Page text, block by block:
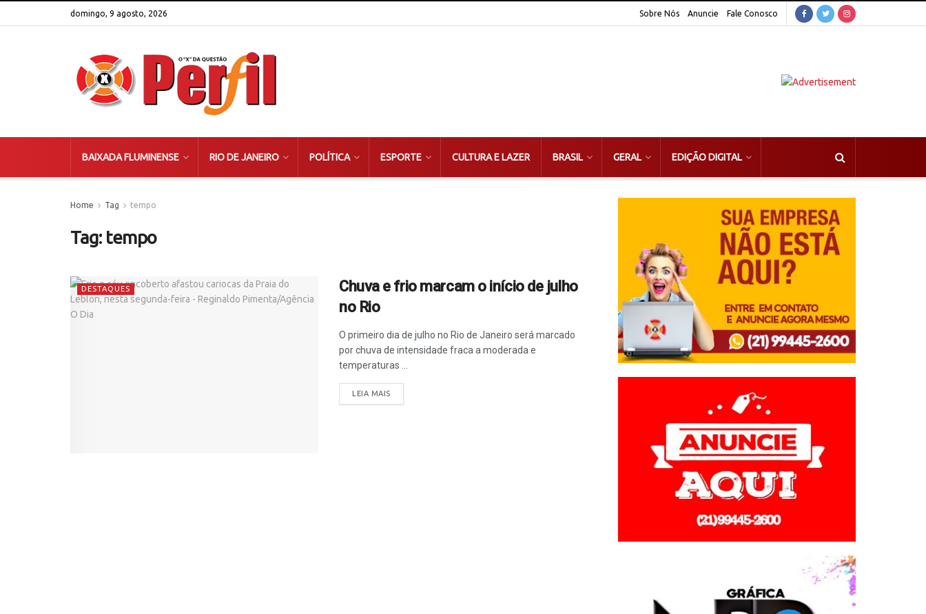
domingo, 9 agosto, 2026 Sobre Nós Anuncie Fale Conosco
BAIXADA FLUMINENSE RIO DE JANEIRO POLÍTICA ESPORTE CULTURA E LAZER BRASIL GERAL EDIÇÃO DIGITAL
Home Tag tempo
Tag: tempo
DESTAQUES
Chuva e frio marcam o início de julho
no Rio
O primeiro dia de julho no Rio de Janeiro será marcado
por chuva de intensidade fraca a moderada e
temperaturas ...
LEIA MAIS